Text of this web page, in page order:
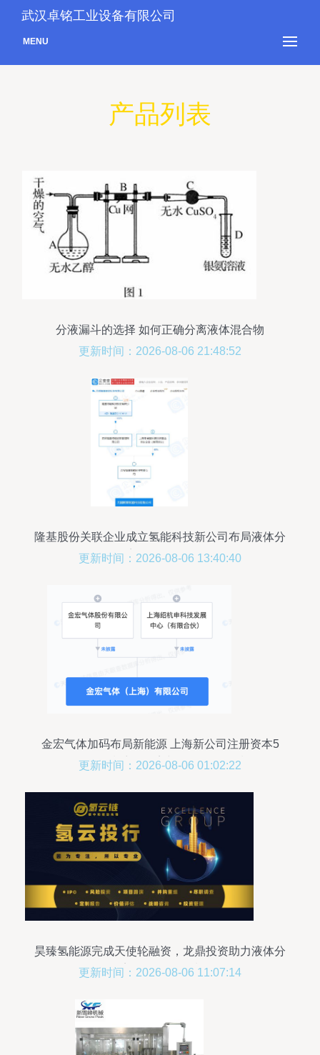
武汉卓铭工业设备有限公司
MENU
产品列表
分液漏斗的选择 如何正确分离液体混合物
更新时间：2026-08-06 21:48:52
隆基股份关联企业成立氢能科技新公司布局液体分
离及纯净设备
更新时间：2026-08-06 13:40:40
金宏气体加码布局新能源 上海新公司注册资本5
亿，剑指液体分离与纯净设备领域
更新时间：2026-08-06 01:02:22
昊臻氢能源完成天使轮融资，龙鼎投资助力液体分
离纯净设备领域
更新时间：2026-08-06 11:07:14